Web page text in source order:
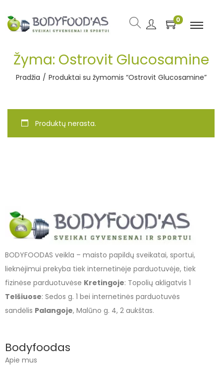
0
Žyma: Ostrovit Glucosamine
Pradžia / Produktai su žymomis “Ostrovit Glucosamine”
Produktų nerasta.
BODYFOODAS veikla – maisto papildų sveikatai, sportui,
lieknėjimui prekyba tiek internetinėje parduotuvėje, tiek
fizinėse parduotuvėse Kretingoje: Topolių akligatvis 1
Telšiuose: Sedos g. 1 bei internetinės parduotuvės
sandėlis Palangoje, Malūno g. 4, 2 aukštas.
Bodyfoodas
Apie mus